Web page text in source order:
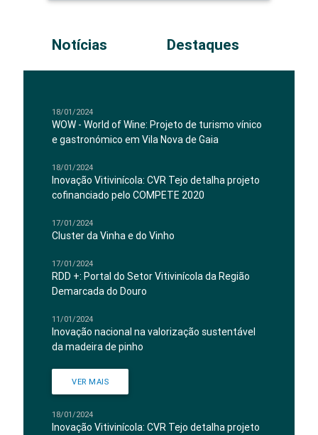
Notícias Destaques
18/01/2024
WOW - World of Wine: Projeto de turismo vínico
e gastronómico em Vila Nova de Gaia
18/01/2024
Inovação Vitivinícola: CVR Tejo detalha projeto
cofinanciado pelo COMPETE 2020
17/01/2024
Cluster da Vinha e do Vinho
17/01/2024
RDD +: Portal do Setor Vitivinícola da Região
Demarcada do Douro
11/01/2024
Inovação nacional na valorização sustentável
da madeira de pinho
VER MAIS
18/01/2024
Inovação Vitivinícola: CVR Tejo detalha projeto